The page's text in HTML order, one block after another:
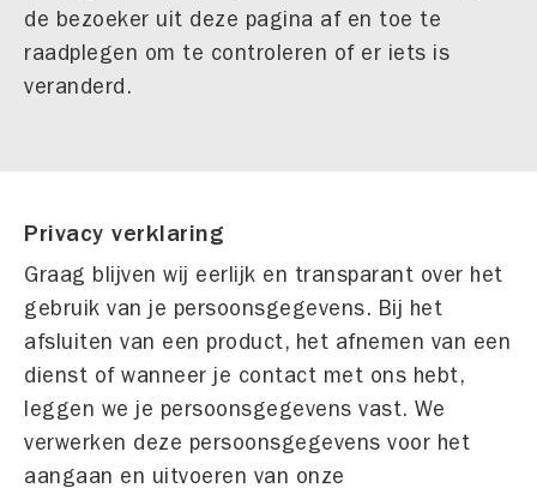
de bezoeker uit deze pagina af en toe te
raadplegen om te controleren of er iets is
veranderd.
Privacy verklaring
Graag blijven wij eerlijk en transparant over het
gebruik van je persoonsgegevens. Bij het
afsluiten van een product, het afnemen van een
dienst of wanneer je contact met ons hebt,
leggen we je persoonsgegevens vast. We
verwerken deze persoonsgegevens voor het
aangaan en uitvoeren van onze